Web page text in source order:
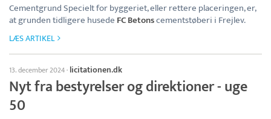
Cementgrund Specielt for byggeriet, eller rettere placeringen, er,
at grunden tidligere husede FC Betonscementstøberi i Frejlev.
LÆS ARTIKEL
13. december 2024· licitationen.dk
Nyt fra bestyrelser og direktioner - uge
50